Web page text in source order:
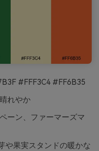
#FFF3C4 #FF6B35
れやか
ーン、ファーマーズマ
や果実スタンドの暖かな